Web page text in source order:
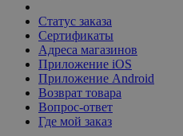
Статус заказа
Сертификаты
Адреса магазинов
Приложение iOS
Приложение Android
Возврат товара
Вопрос-ответ
Где мой заказ